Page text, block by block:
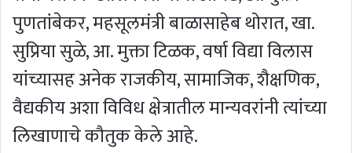
पुणतांबेकर, महसूलमंत्री बाळासाहेब थोरात, खा.
सुप्रिया सुळे, आ. मुक्ता टिळक, वर्षा विद्या विलास
यांच्यासह अनेक राजकीय, सामाजिक, शैक्षणिक,
वैद्यकीय अशा विविध क्षेत्रातील मान्यवरांनी त्यांच्या
लिखाणाचे कौतुक केले आहे.